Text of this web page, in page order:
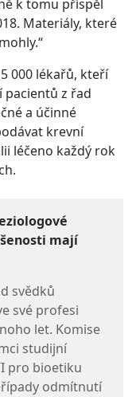
k tomu přispěl
Materiály, které
000 lékařů, kteří
pacientů z řad
a účinné
krevní
léčeno každý rok
mají
svědků
své profesi
let. Komise
studijní
pro bioetiku
odmítnutí